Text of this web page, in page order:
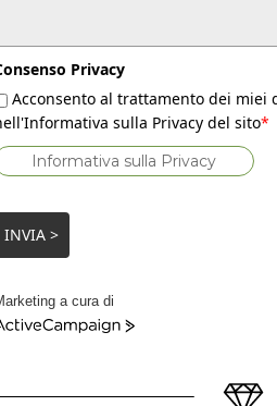
Privacy
Acconsento al trattamento dei miei
sulla Privacy del sito*
Informativa sulla Privacy
INVIA >
a cura di